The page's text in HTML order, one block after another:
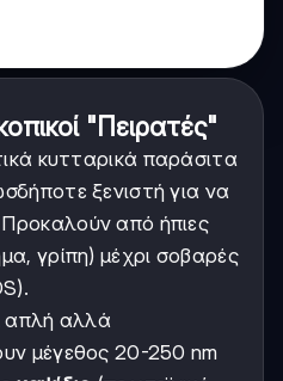
"Πειρατές"
κυτταρικά παράσιτα
ξενιστή για να
από ήπιες
γρίπη) μέχρι σοβαρές
απλή αλλά
μέγεθος 20-250 nm